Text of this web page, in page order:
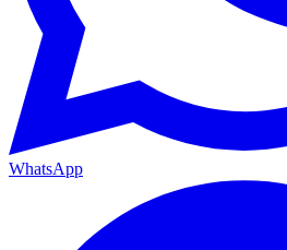
WhatsApp